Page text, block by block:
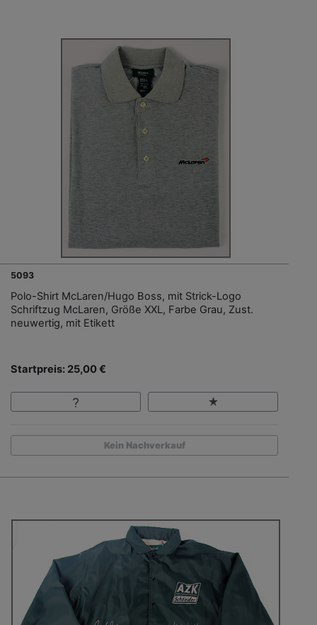
5093
Polo-Shirt McLaren/Hugo Boss, mit Strick-Logo
Schriftzug McLaren, Größe XXL, Farbe Grau, Zust.
neuwertig, mit Etikett
Startpreis: 25,00 €
Kein Nachverkauf